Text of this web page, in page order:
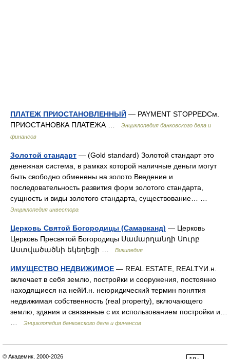
ПЛАТЕЖ ПРИОСТАНОВЛЕННЫЙ — PAYMENT STOPPEDСм.
ПРИОСТАНОВКА ПЛАТЕЖА …
Энциклопедия банковского дела и
финансов
Золотой стандарт — (Gold standard) Золотой стандарт это
денежная система, в рамках которой наличные деньги могут
быть свободно обменены на золото Введение и
последовательность развития форм золотого стандарта,
сущность и виды золотого стандарта, существование… …
Энциклопедия инвестора
Церковь Святой Богородицы (Самарканд) — Церковь
Церковь Пресвятой Богородицы Սամարղանդի Սուրբ
Աստվածածնի եկեղեցի …
Википедия
ИМУЩЕСТВО НЕДВИЖИМОЕ — REAL ESTATE, REALTYИ.н.
включает в себя землю, постройки и сооружения, постоянно
находящиеся на нейИ.н. неюридический термин понятия
недвижимая собственность (real property), включающего
землю, здания и связанные с их использованием постройки и…
Энциклопедия банковского дела и финансов
© Академик, 2000-2026